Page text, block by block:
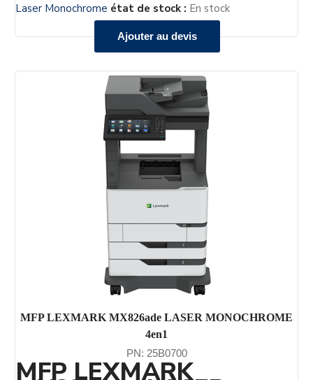
Ajouter au devis
Laser Monochrome état de stock : En stock
MFP LEXMARK MX826ade LASER MONOCHROME
4en1
PN: 25B0700
MFP LEXMARK